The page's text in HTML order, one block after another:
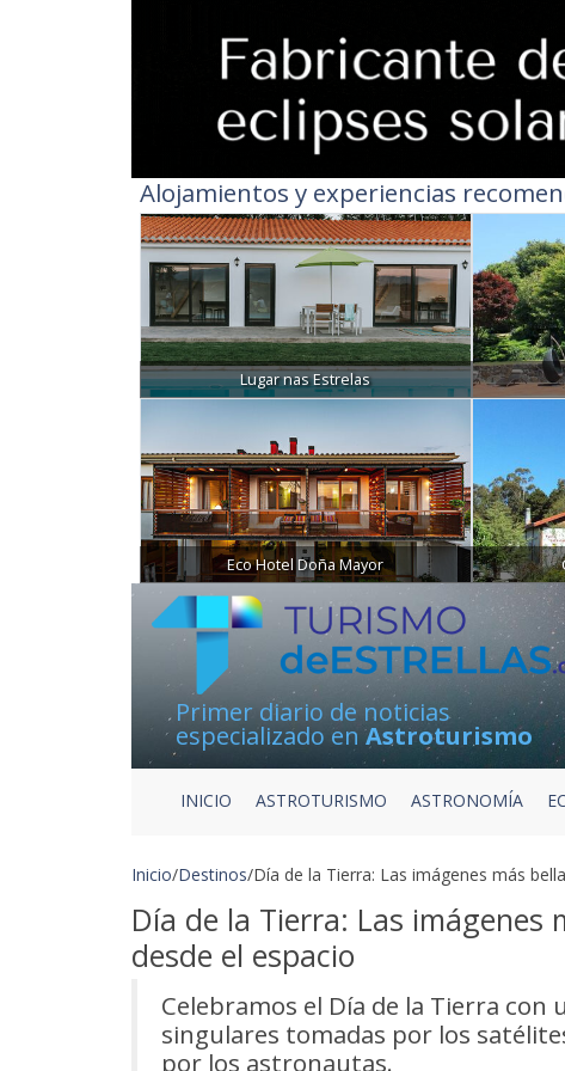
Alojamientos y experiencias
Lugar nas Estrelas
Eco Hotel Doña Mayor
Primer diario de noticias
especializado enAstroturismo
INICIO ASTROTURISMO ASTRONOMÍA
Inicio/Destinos/Día de la Tierra: Las imágenes más
Día de la Tierra: Las
desde el espacio
Celebramos el Día de la Tierra
singulares tomadas por los
por los astronautas.